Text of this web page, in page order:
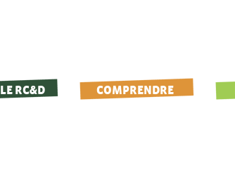
LE RC&D COMPRENDRE